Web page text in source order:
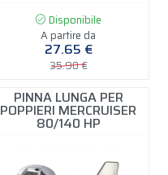
Disponibile
A partire da
27.65 €
35.90 €
PINNA LUNGA PER
POPPIERI MERCRUISER
80/140 HP